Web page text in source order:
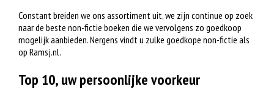
Constant breiden we ons assortiment uit, we zijn continue op zoek
naar de beste non-fictie boeken die we vervolgens zo goedkoop
mogelijk aanbieden. Nergens vindt u zulke goedkope non-fictie als
op Ramsj.nl.
Top 10, uw persoonlijke voorkeur